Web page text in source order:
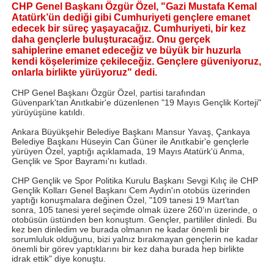
CHP Genel Başkanı Özgür Özel, "Gazi Mustafa Kemal
Atatürk’ün dediği gibi Cumhuriyeti gençlere emanet
edecek bir süreç yaşayacağız. Cumhuriyeti, bir kez
daha gençlerle buluşturacağız. Onu gerçek
sahiplerine emanet edeceğiz ve büyük bir huzurla
kendi köşelerimize çekileceğiz. Gençlere güveniyoruz,
onlarla birlikte yürüyoruz" dedi.
CHP Genel Başkanı Özgür Özel, partisi tarafından
Güvenpark'tan Anıtkabir'e düzenlenen "19 Mayıs Gençlik Korteji"
yürüyüşüne katıldı.
Ankara Büyükşehir Belediye Başkanı Mansur Yavaş, Çankaya
Belediye Başkanı Hüseyin Can Güner ile Anıtkabir'e gençlerle
yürüyen Özel, yaptığı açıklamada, 19 Mayıs Atatürk'ü Anma,
Gençlik ve Spor Bayramı'nı kutladı.
CHP Gençlik ve Spor Politika Kurulu Başkanı Sevgi Kılıç ile CHP
Gençlik Kolları Genel Başkanı Cem Aydın'ın otobüs üzerinden
yaptığı konuşmalara değinen Özel, "109 tanesi 19 Mart’tan
sonra, 105 tanesi yerel seçimde olmak üzere 260’ın üzerinde, o
otobüsün üstünden ben konuştum. Gençler, partililer dinledi. Bu
kez ben dinledim ve burada olmanın ne kadar önemli bir
sorumluluk olduğunu, bizi yalnız bırakmayan gençlerin ne kadar
önemli bir görev yaptıklarını bir kez daha burada hep birlikte
idrak ettik" diye konuştu.